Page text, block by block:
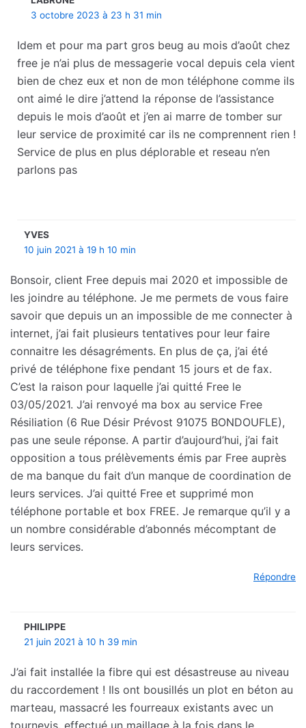
3 octobre 2023 à 23 h 31 min
Idem et pour ma part gros beug au mois d’août chez
free je n’ai plus de messagerie vocal depuis cela vient
bien de chez eux et non de mon téléphone comme ils
ont aimé le dire j’attend la réponse de l’assistance
depuis le mois d’août et j’en ai marre de tomber sur
leur service de proximité car ils ne comprennent rien !
Service de plus en plus déplorable et reseau n’en
parlons pas
YVES
10 juin 2021 à 19 h 10 min
Bonsoir, client Free depuis mai 2020 et impossible de
les joindre au téléphone. Je me permets de vous faire
savoir que depuis un an impossible de me connecter à
internet, j’ai fait plusieurs tentatives pour leur faire
connaitre les désagréments. En plus de ça, j’ai été
privé de téléphone fixe pendant 15 jours et de fax.
C’est la raison pour laquelle j’ai quitté Free le
03/05/2021. J’ai renvoyé ma box au service Free
Résiliation (6 Rue Désir Prévost 91075 BONDOUFLE),
pas une seule réponse. A partir d’aujourd’hui, j’ai fait
opposition a tous prélèvements émis par Free auprès
de ma banque du fait d’un manque de coordination de
leurs services. J’ai quitté Free et supprimé mon
téléphone portable et box FREE. Je remarque qu’il y a
un nombre considérable d’abonnés mécomptant de
leurs services.
Répondre
PHILIPPE
21 juin 2021 à 10 h 39 min
J’ai fait installée la fibre qui est désastreuse au niveau
du raccordement ! Ils ont bousillés un plot en béton au
marteau, massacré les fourreaux existants avec un